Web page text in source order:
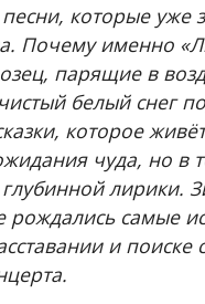
которые уже
Почему именно
парящие в
белый снег
которое
чуда, но в
глубинной лирики.
самые
и поиске